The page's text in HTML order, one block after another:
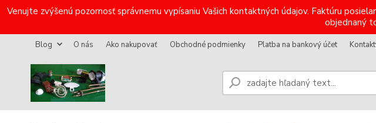
Venujte zvýšenú pozornosť správnemu vypísaniu Vašich kontaktných údajov. Faktúru
objednaný
Blog O nás Ako nakupovať Obchodné podmienky Platba na bankový účet